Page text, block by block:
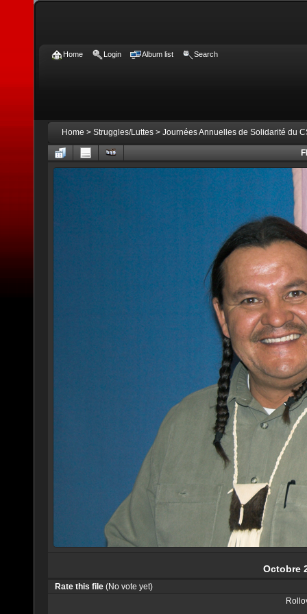
Home Login Album list Search
Home > Struggles/Luttes > Journées Annuelles de Solidarité du
Octobre
Rate this file (No vote yet)